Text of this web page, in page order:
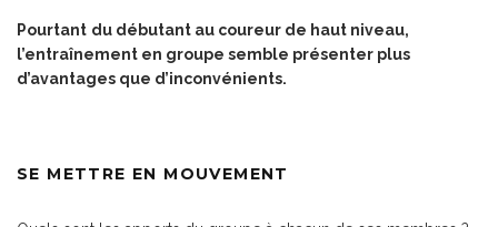
Pourtant du débutant au coureur de haut niveau,
l’entraînement en groupe semble présenter plus
d’avantages que d’inconvénients.
SE METTRE EN MOUVEMENT